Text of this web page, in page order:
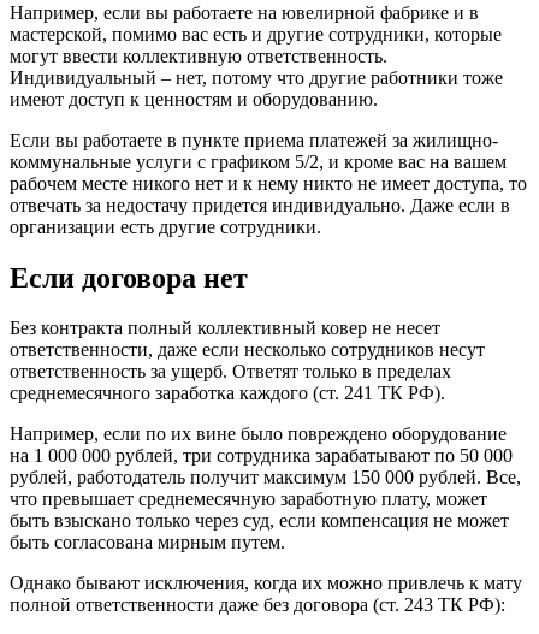
Например, если вы работаете на ювелирной фабрике и в
мастерской, помимо вас есть и другие сотрудники, которые
могут ввести коллективную ответственность.
Индивидуальный – нет, потому что другие работники тоже
имеют доступ к ценностям и оборудованию.
Если вы работаете в пункте приема платежей за жилищно-
коммунальные услуги с графиком 5/2, и кроме вас на вашем
рабочем месте никого нет и к нему никто не имеет доступа, то
отвечать за недостачу придется индивидуально. Даже если в
организации есть другие сотрудники.
Если договора нет
Без контракта полный коллективный ковер не несет
ответственности, даже если несколько сотрудников несут
ответственность за ущерб. Ответят только в пределах
среднемесячного заработка каждого (ст. 241 ТК РФ).
Например, если по их вине было повреждено оборудование
на 1 000 000 рублей, три сотрудника зарабатывают по 50 000
рублей, работодатель получит максимум 150 000 рублей. Все,
что превышает среднемесячную заработную плату, может
быть взыскано только через суд, если компенсация не может
быть согласована мирным путем.
Однако бывают исключения, когда их можно привлечь к мату
полной ответственности даже без договора (ст. 243 ТК РФ):